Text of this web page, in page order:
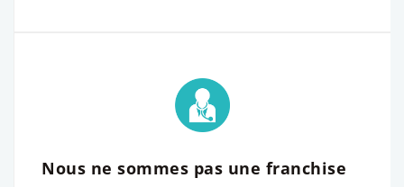
Nous ne sommes pas une franchise